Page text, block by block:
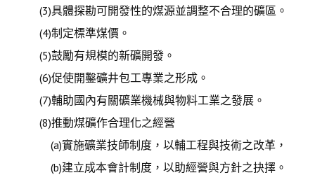
(3)具體探勘可開發性的煤源並調整不合理的礦區。
(4)制定標準煤價。
(5)鼓勵有規模的新礦開發。
(6)促使開鑿礦井包工專業之形成。
(7)輔助國內有關礦業機械與物料工業之發展。
(8)推動煤礦作合理化之經營
(a)實施礦業技師制度，以輔工程與技術之改革，
(b)建立成本會計制度，以助經營與方針之抉擇。